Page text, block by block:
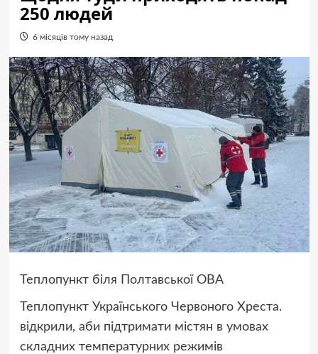
250 людей
6 місяців тому назад
Теплопункт біля Полтавської ОВА
Теплопункт Українського Червоного Хреста.
відкрили, аби підтримати містян в умовах
складних температурних режимів